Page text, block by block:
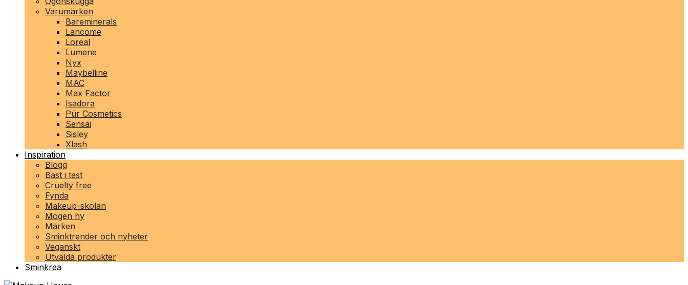
Varumärken
Bareminerals
Lancome
Loreal
Lumene
Nyx
Maybelline
MAC
Max Factor
Isadora
Pür Cosmetics
Sensai
Sisley
Xlash
Inspiration
Blogg
Bäst i test
Cruelty free
Fynda
Makeup-skolan
Mogen hy
Märken
Sminktrender och nyheter
Veganskt
Utvalda produkter
Sminkrea